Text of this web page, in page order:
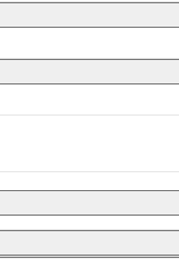
Srpen 2026
ST ČT PÁ SO
1